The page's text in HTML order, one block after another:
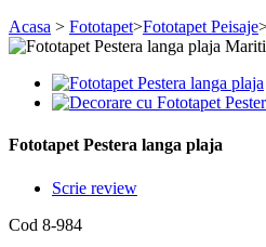
Acasa > Fototapet>Fototapet Peisaje
Fototapet Pestera langa plaja
Scrie review
Cod 8-984